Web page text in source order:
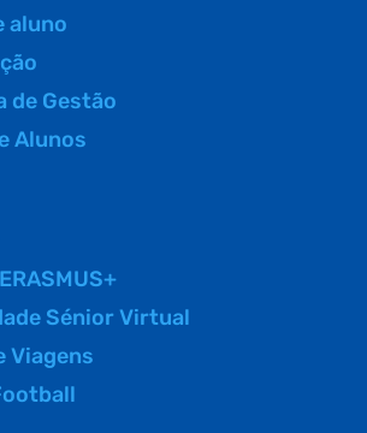
aluno
de Gestão
Alunos
Sénior Virtual
Viagens